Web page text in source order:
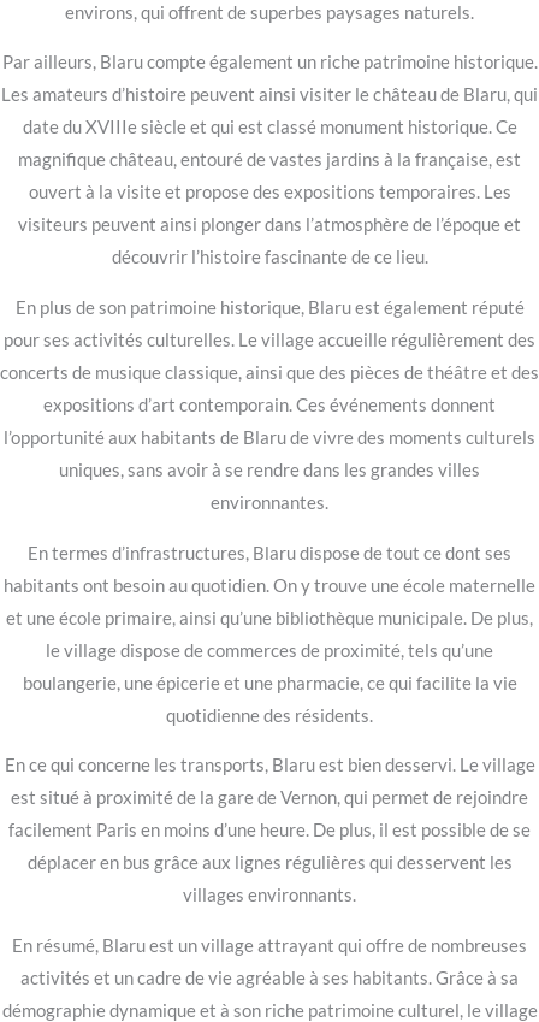
environs, qui offrent de superbes paysages naturels.
Par ailleurs, Blaru compte également un riche patrimoine historique.
Les amateurs d’histoire peuvent ainsi visiter le château de Blaru, qui
date du XVIIIe siècle et qui est classé monument historique. Ce
magnifique château, entouré de vastes jardins à la française, est
ouvert à la visite et propose des expositions temporaires. Les
visiteurs peuvent ainsi plonger dans l’atmosphère de l’époque et
découvrir l’histoire fascinante de ce lieu.
En plus de son patrimoine historique, Blaru est également réputé
pour ses activités culturelles. Le village accueille régulièrement des
concerts de musique classique, ainsi que des pièces de théâtre et des
expositions d’art contemporain. Ces événements donnent
l’opportunité aux habitants de Blaru de vivre des moments culturels
uniques, sans avoir à se rendre dans les grandes villes
environnantes.
En termes d’infrastructures, Blaru dispose de tout ce dont ses
habitants ont besoin au quotidien. On y trouve une école maternelle
et une école primaire, ainsi qu’une bibliothèque municipale. De plus,
le village dispose de commerces de proximité, tels qu’une
boulangerie, une épicerie et une pharmacie, ce qui facilite la vie
quotidienne des résidents.
En ce qui concerne les transports, Blaru est bien desservi. Le village
est situé à proximité de la gare de Vernon, qui permet de rejoindre
facilement Paris en moins d’une heure. De plus, il est possible de se
déplacer en bus grâce aux lignes régulières qui desservent les
villages environnants.
En résumé, Blaru est un village attrayant qui offre de nombreuses
activités et un cadre de vie agréable à ses habitants. Grâce à sa
démographie dynamique et à son riche patrimoine culturel, le village